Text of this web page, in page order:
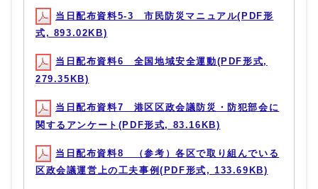
当日配布資料5-3 市民防災マニュアル(PDF形
式, 893.02KB)
当日配布資料6 全国地域安全運動(PDF形式,
279.35KB)
当日配布資料7 港区区政会議防災・防犯部会に
関するアンケート(PDF形式, 83.16KB)
当日配布資料8 （参考）各区で取り組んでいる
区政会議運営上の工夫事例(PDF形式, 133.69KB)